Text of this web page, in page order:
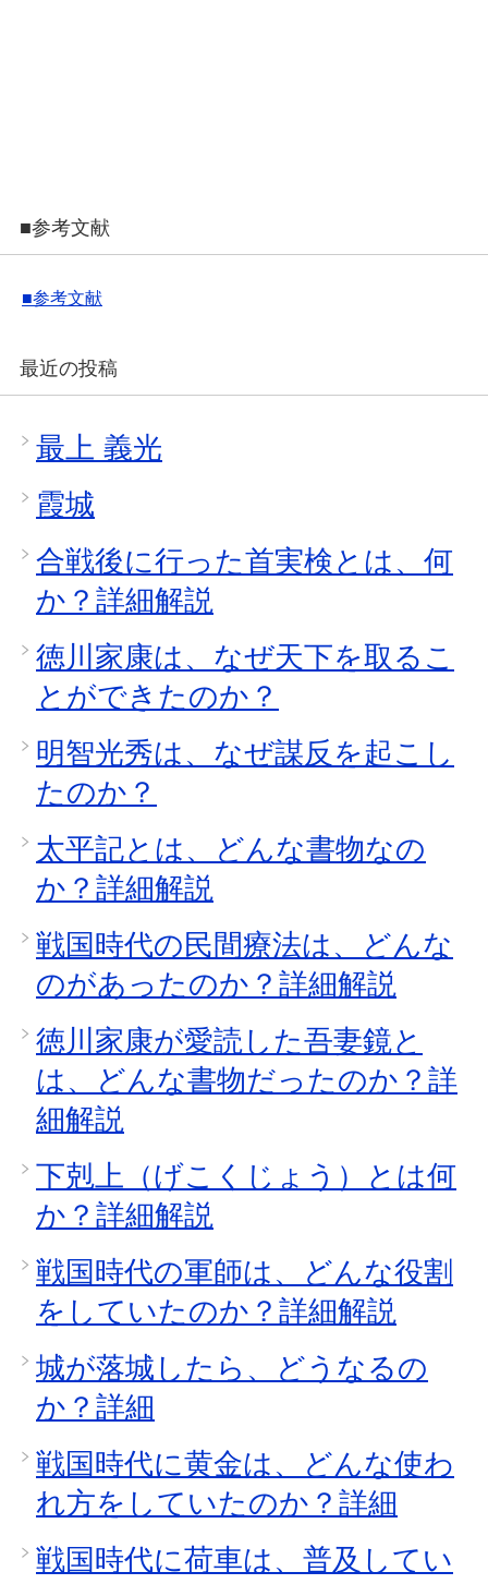
■参考文献
■参考文献
最近の投稿
最上 義光
霞城
合戦後に行った首実検とは、何
か？詳細解説
徳川家康は、なぜ天下を取るこ
とができたのか？
明智光秀は、なぜ謀反を起こし
たのか？
太平記とは、どんな書物なの
か？詳細解説
戦国時代の民間療法は、どんな
のがあったのか？詳細解説
徳川家康が愛読した吾妻鏡と
は、どんな書物だったのか？詳
細解説
下剋上（げこくじょう）とは何
か？詳細解説
戦国時代の軍師は、どんな役割
をしていたのか？詳細解説
城が落城したら、どうなるの
か？詳細
戦国時代に黄金は、どんな使わ
れ方をしていたのか？詳細
戦国時代に荷車は、普及してい